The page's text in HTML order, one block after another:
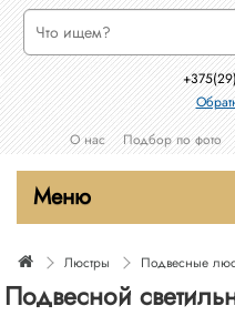
О нас
Подбор по фото
Меню
Люстры Подвесные
Подвесной